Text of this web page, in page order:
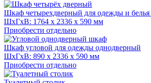
Шкаф четырехдверный для одежды и белья
ШхГхВ: 1764 x 2336 x 590 мм
Приобрести отдельно
Шкаф угловой для одежды однодверный
ШхГхВ: 890 x 2336 x 590 мм
Приобрести отдельно